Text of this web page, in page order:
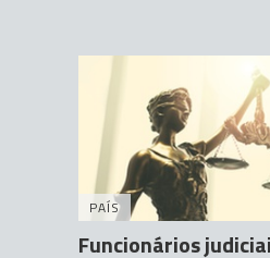
PAÍS
Funcionários